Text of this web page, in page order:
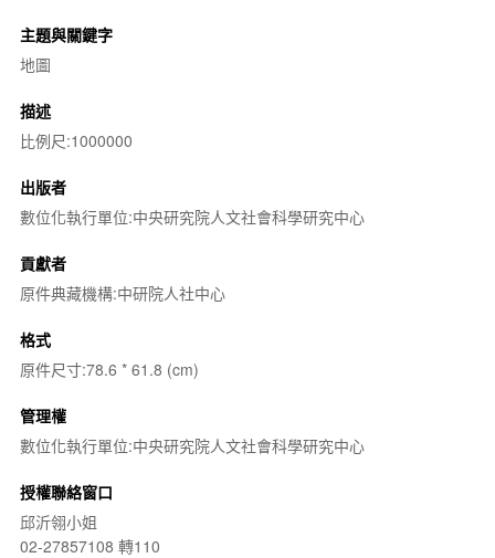
主題與關鍵字
地圖
描述
比例尺:1000000
出版者
數位化執行單位:中央研究院人文社會科學研究中心
貢獻者
原件典藏機構:中研院人社中心
格式
原件尺寸:78.6 * 61.8 (cm)
管理權
數位化執行單位:中央研究院人文社會科學研究中心
授權聯絡窗口
邱沂翎小姐
02-27857108 轉110